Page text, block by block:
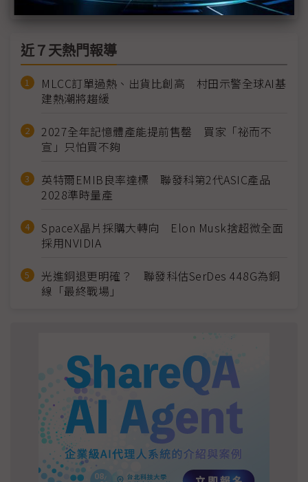
近７天熱門報導
MLCC訂單過熱、出貨比創高 村田示警全球AI基
建熱潮將趨緩
2027全年記憶體產能提前售罄 買家「祕而不
宣」只怕買不夠
英特爾EMIB良率達標 聯發科第2代ASIC產品
2028準時量產
SpaceX晶片採購大轉向 Elon Musk捨超微全面
採用NVIDIA
光進銅退更明確？ 聯發科估SerDes 448G為銅
線「最終戰場」